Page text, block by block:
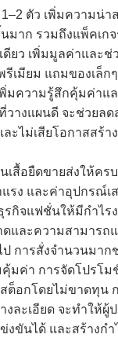
ตัว เพิ่มความน่า
มาก รวมถึงแพ็คเก
ดียว เพิ่มมูลค่าและช่
รีเมียม แถมของเล็ก
พิ่มความรู้สึกคุ้มค่าแ
วางแผนดี จะช่วยลด
ะไม่เสียโอกาสสร้า
สื้อยืดขายส่งให้คร
แรง และค่าอุปกรณ์
กิจแฟชั่นให้มีกำไร
และความสามารถ
ป การสั่งจำนวนมา
มค่า การจัดโปรโ
ต็อกโดยไม่ขาดทุน
งละเอียด จะทำให้ผู้
งขันได้ และสร้างก